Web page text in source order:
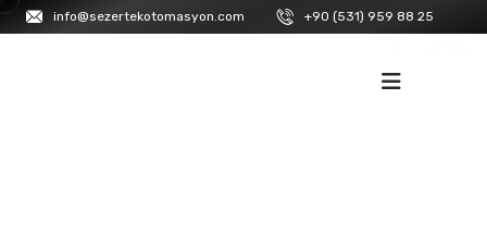
info@sezertekotomasyon.com +90 (531) 959 88 25